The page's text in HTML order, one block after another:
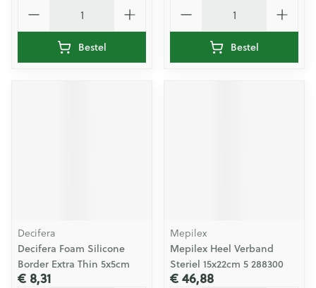
Bestel Bestel
Decifera
Decifera Foam Silicone
Border Extra Thin 5x5cm
€ 8,31
Mepilex
Mepilex Heel Verband
Steriel 15x22cm 5 288300
€ 46,88